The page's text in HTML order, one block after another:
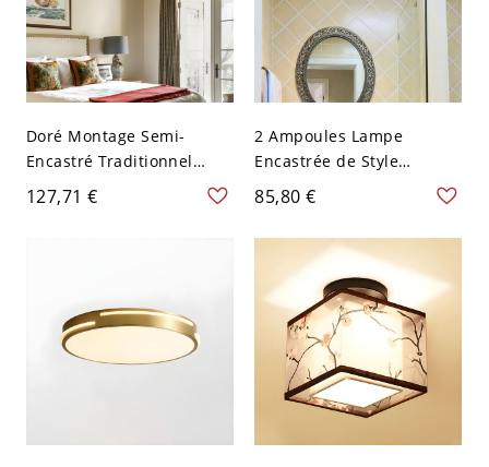
Doré Montage Semi-
Encastré Traditionnel
Radial en Métal à 4
Lumières Semi-Plafonnier
127,71 €
2 Ampoules Lampe
Encastrée de Style
Traditionnel en Forme de
Dôme en Verre Jaune/Bleu
Plafonnier pour Chambre
- Bleu 110 V-120 V
85,80 €